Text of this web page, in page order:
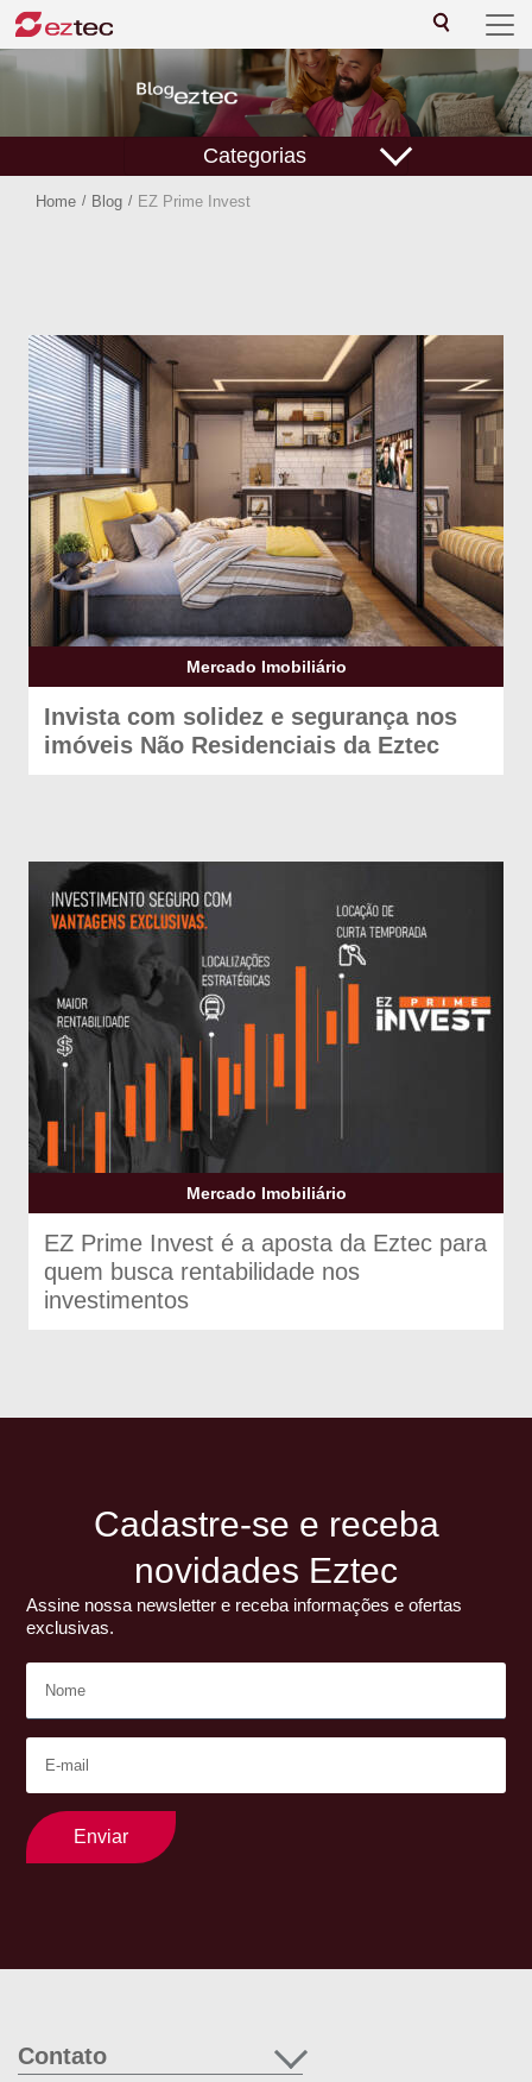
Categorias
Home / Blog / EZ Prime Invest
Mercado Imobiliário
Invista com solidez e segurança nos
imóveis Não Residenciais da Eztec
Mercado Imobiliário
EZ Prime Invest é a aposta da Eztec para
quem busca rentabilidade nos
investimentos
Cadastre-se e receba
novidades Eztec
Assine nossa newsletter e receba informações e ofertas
exclusivas.
Enviar
Contato